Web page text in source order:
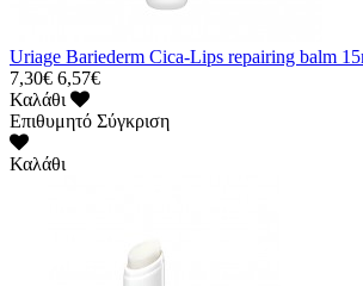
Uriage Bariederm Cica-Lips repairing balm
7,30€ 6,57€
Καλάθι
Επιθυμητό Σύγκριση
Καλάθι